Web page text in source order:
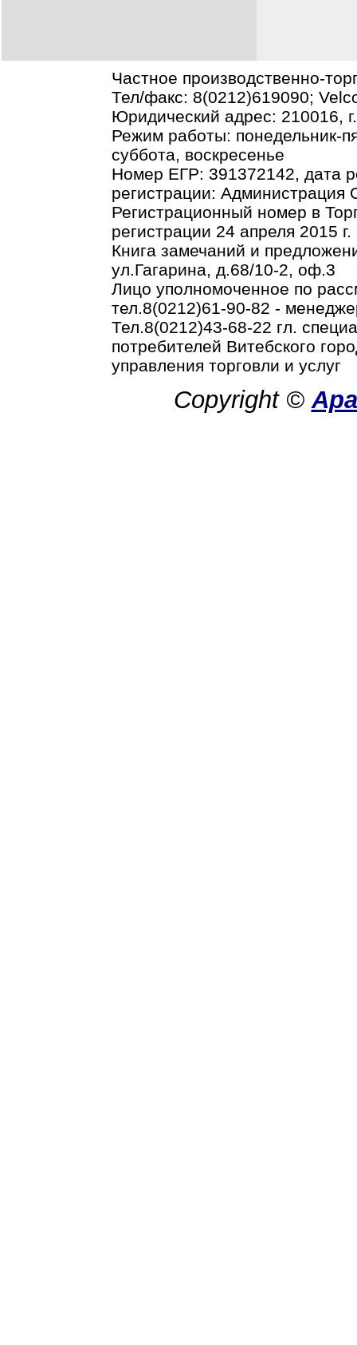
Частное производственно-
Тел/факс: 8(0212)619090;
Юридический адрес: 210016,
Режим работы: понедельник-
суббота, воскресенье
Номер ЕГР: 391372142, дата
регистрации: Администрация
Регистрационный номер в
регистрации 24 апреля 2015 г.
Книга замечаний и
ул.Гагарина, д.68/10-2, оф.3
Лицо уполномоченное по
тел.8(0212)61-90-82 -
Тел.8(0212)43-68-22 гл.
потребителей Витебского
управления торговли и услуг
Copyright ©